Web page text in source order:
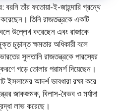
বরনি তাঁর ফতােয়া-ই-জাহন্দারি গ্রন্থে
তিনি রাজতন্ত্রকে একটি
উল্লেখ করেছেন এবং রাজাকে
চূড়ান্ত ক্ষমতার অধিকারী বলে
সুলতানি রাজতন্ত্রকে পারস্যের
গড়ে তােলার পরামর্শ দিয়েছেন।
ইসলামের আদর্শ ভাবধারা রক্ষা করে
জাকজমক, বিলাস-বৈভব ও মর্যাদা
লাভ করেছে।